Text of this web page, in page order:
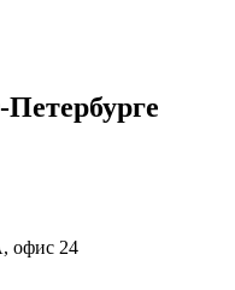
офис 24